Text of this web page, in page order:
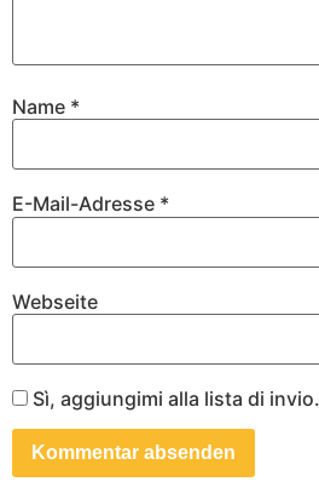
Name *
E-Mail-Adresse *
Webseite
Sì, aggiungimi alla lista di invio.